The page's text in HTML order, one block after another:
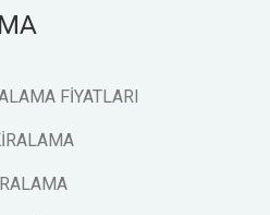
FİYATLARI